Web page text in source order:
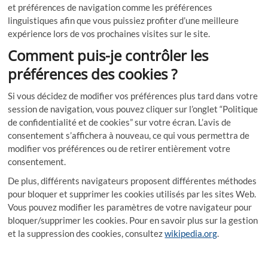
et préférences de navigation comme les préférences
linguistiques afin que vous puissiez profiter d’une meilleure
expérience lors de vos prochaines visites sur le site.
Comment puis-je contrôler les
préférences des cookies ?
Si vous décidez de modifier vos préférences plus tard dans votre
session de navigation, vous pouvez cliquer sur l’onglet “Politique
de confidentialité et de cookies” sur votre écran. L’avis de
consentement s’affichera à nouveau, ce qui vous permettra de
modifier vos préférences ou de retirer entièrement votre
consentement.
De plus, différents navigateurs proposent différentes méthodes
pour bloquer et supprimer les cookies utilisés par les sites Web.
Vous pouvez modifier les paramètres de votre navigateur pour
bloquer/supprimer les cookies. Pour en savoir plus sur la gestion
et la suppression des cookies, consultezwikipedia.org